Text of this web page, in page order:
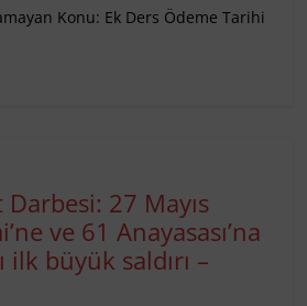
Konu: Ek Ders Ödeme Tarihi
27 Mayıs
ve 61 Anayasası’na
ilk büyük saldırı –